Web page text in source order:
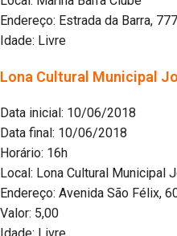
Endereço: Estrada da Barra,
Idade: Livre
Lona Cultural Municipal
Data inicial: 10/06/2018
Data final: 10/06/2018
Horário: 16h
Local: Lona Cultural Municipal
Endereço: Avenida São Félix,
Valor: 5,00